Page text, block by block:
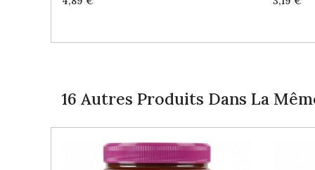
16 Autres Produits Dans La